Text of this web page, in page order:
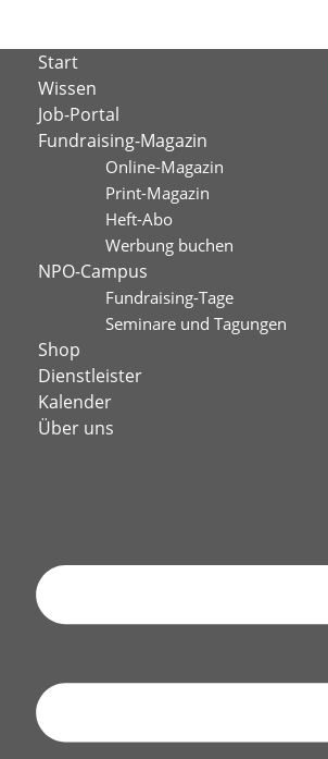
springen
Start
Wissen
Job-Portal
Fundraising-Magazin
Online-Magazin
Print-Magazin
Heft-Abo
Werbung buchen
NPO-Campus
Fundraising-Tage
Seminare und Tagungen
Shop
Dienstleister
Kalender
Über uns